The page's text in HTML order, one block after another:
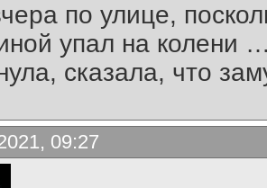
по улице,
упал на колени
сказала, что
09:27